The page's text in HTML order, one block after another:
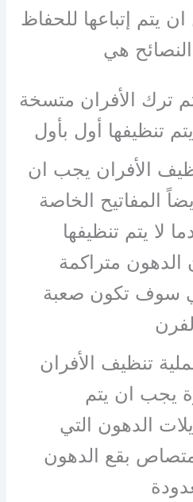
يتم إتباعها للحفاظ
هي
ترك الأفران متسخة
تنظيفها أول بأول
الأفران يجب ان
المفاتيح الخاصة
لا يتم تنظيفها
متراكمة
سوف تكون صعبة
تنظيف الأفران
يجب ان يتم
الدهون التي
بقع الدهون